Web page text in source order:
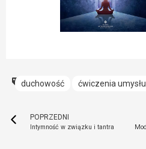
duchowość ćwiczenia umysłu
POPRZEDNI
Intymność w związku i tantra